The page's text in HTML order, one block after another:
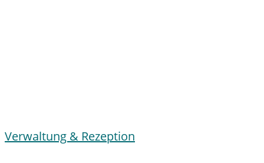
Verwaltung & Rezeption